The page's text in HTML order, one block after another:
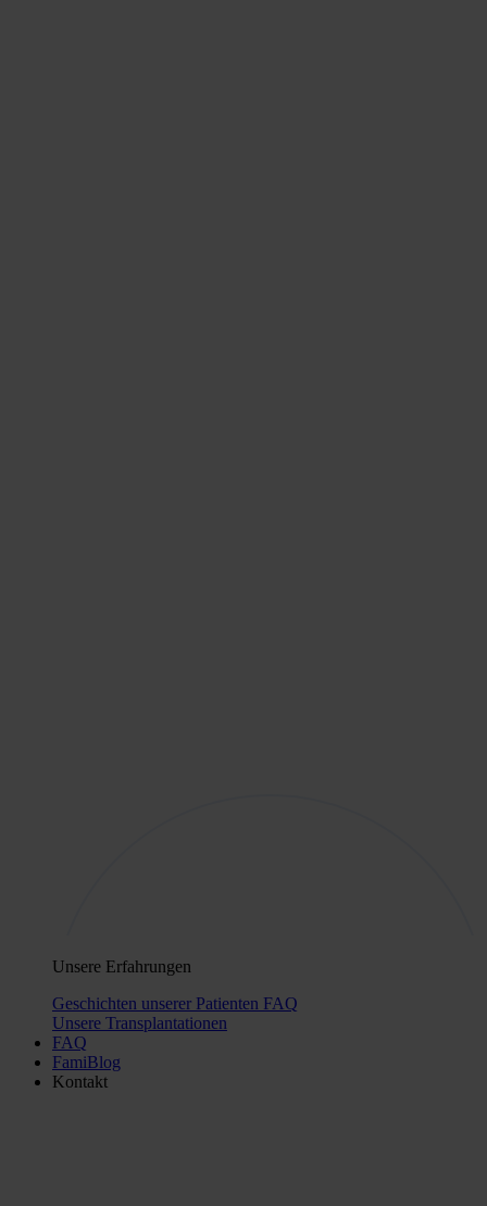
Unsere Erfahrungen
Geschichten unserer Patienten FAQ
Unsere Transplantationen
FAQ
FamiBlog
Kontakt